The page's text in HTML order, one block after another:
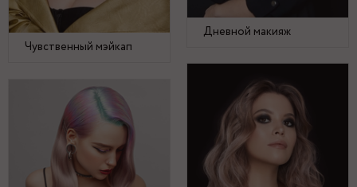
Чувственный мэйкап
Дневной макияж